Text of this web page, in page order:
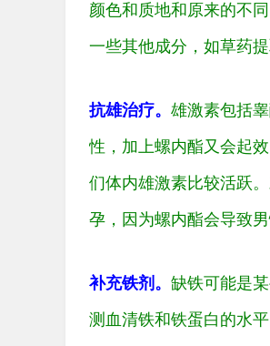
颜色和质地和原来的不
一些其他成分，如草药
抗雄治疗。 雄激素包括
性，加上螺内酯又会起
们体内雄激素比较活跃
孕，因为螺内酯会导致
补充铁剂。 缺铁可能是
测血清铁和铁蛋白的水